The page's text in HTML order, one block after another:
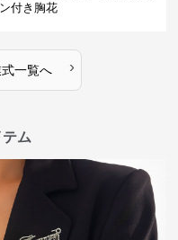
付き胸花
一覧へ ›
ム